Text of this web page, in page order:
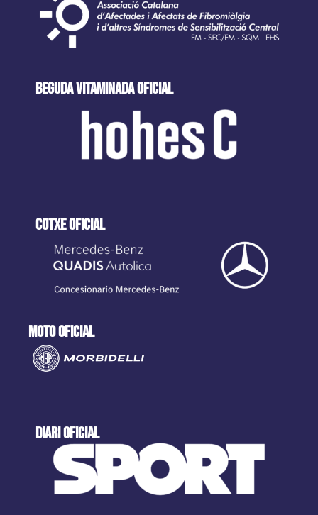
beguda VITAMINADA oficial
cotxe oficial
moto oficial
DIARI OFICIAL